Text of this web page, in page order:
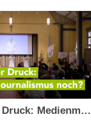
Medien unter Druck: Medienmacher diskutieren in Schwerin auf Jahrestagung der MMV